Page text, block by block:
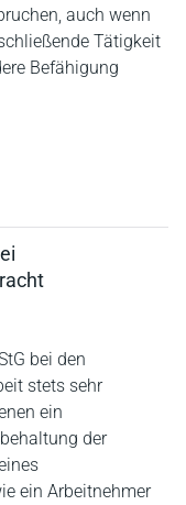
auch wenn
Tätigkeit
Befähigung
bei den
stets sehr
ein
der
ein Arbeitnehmer